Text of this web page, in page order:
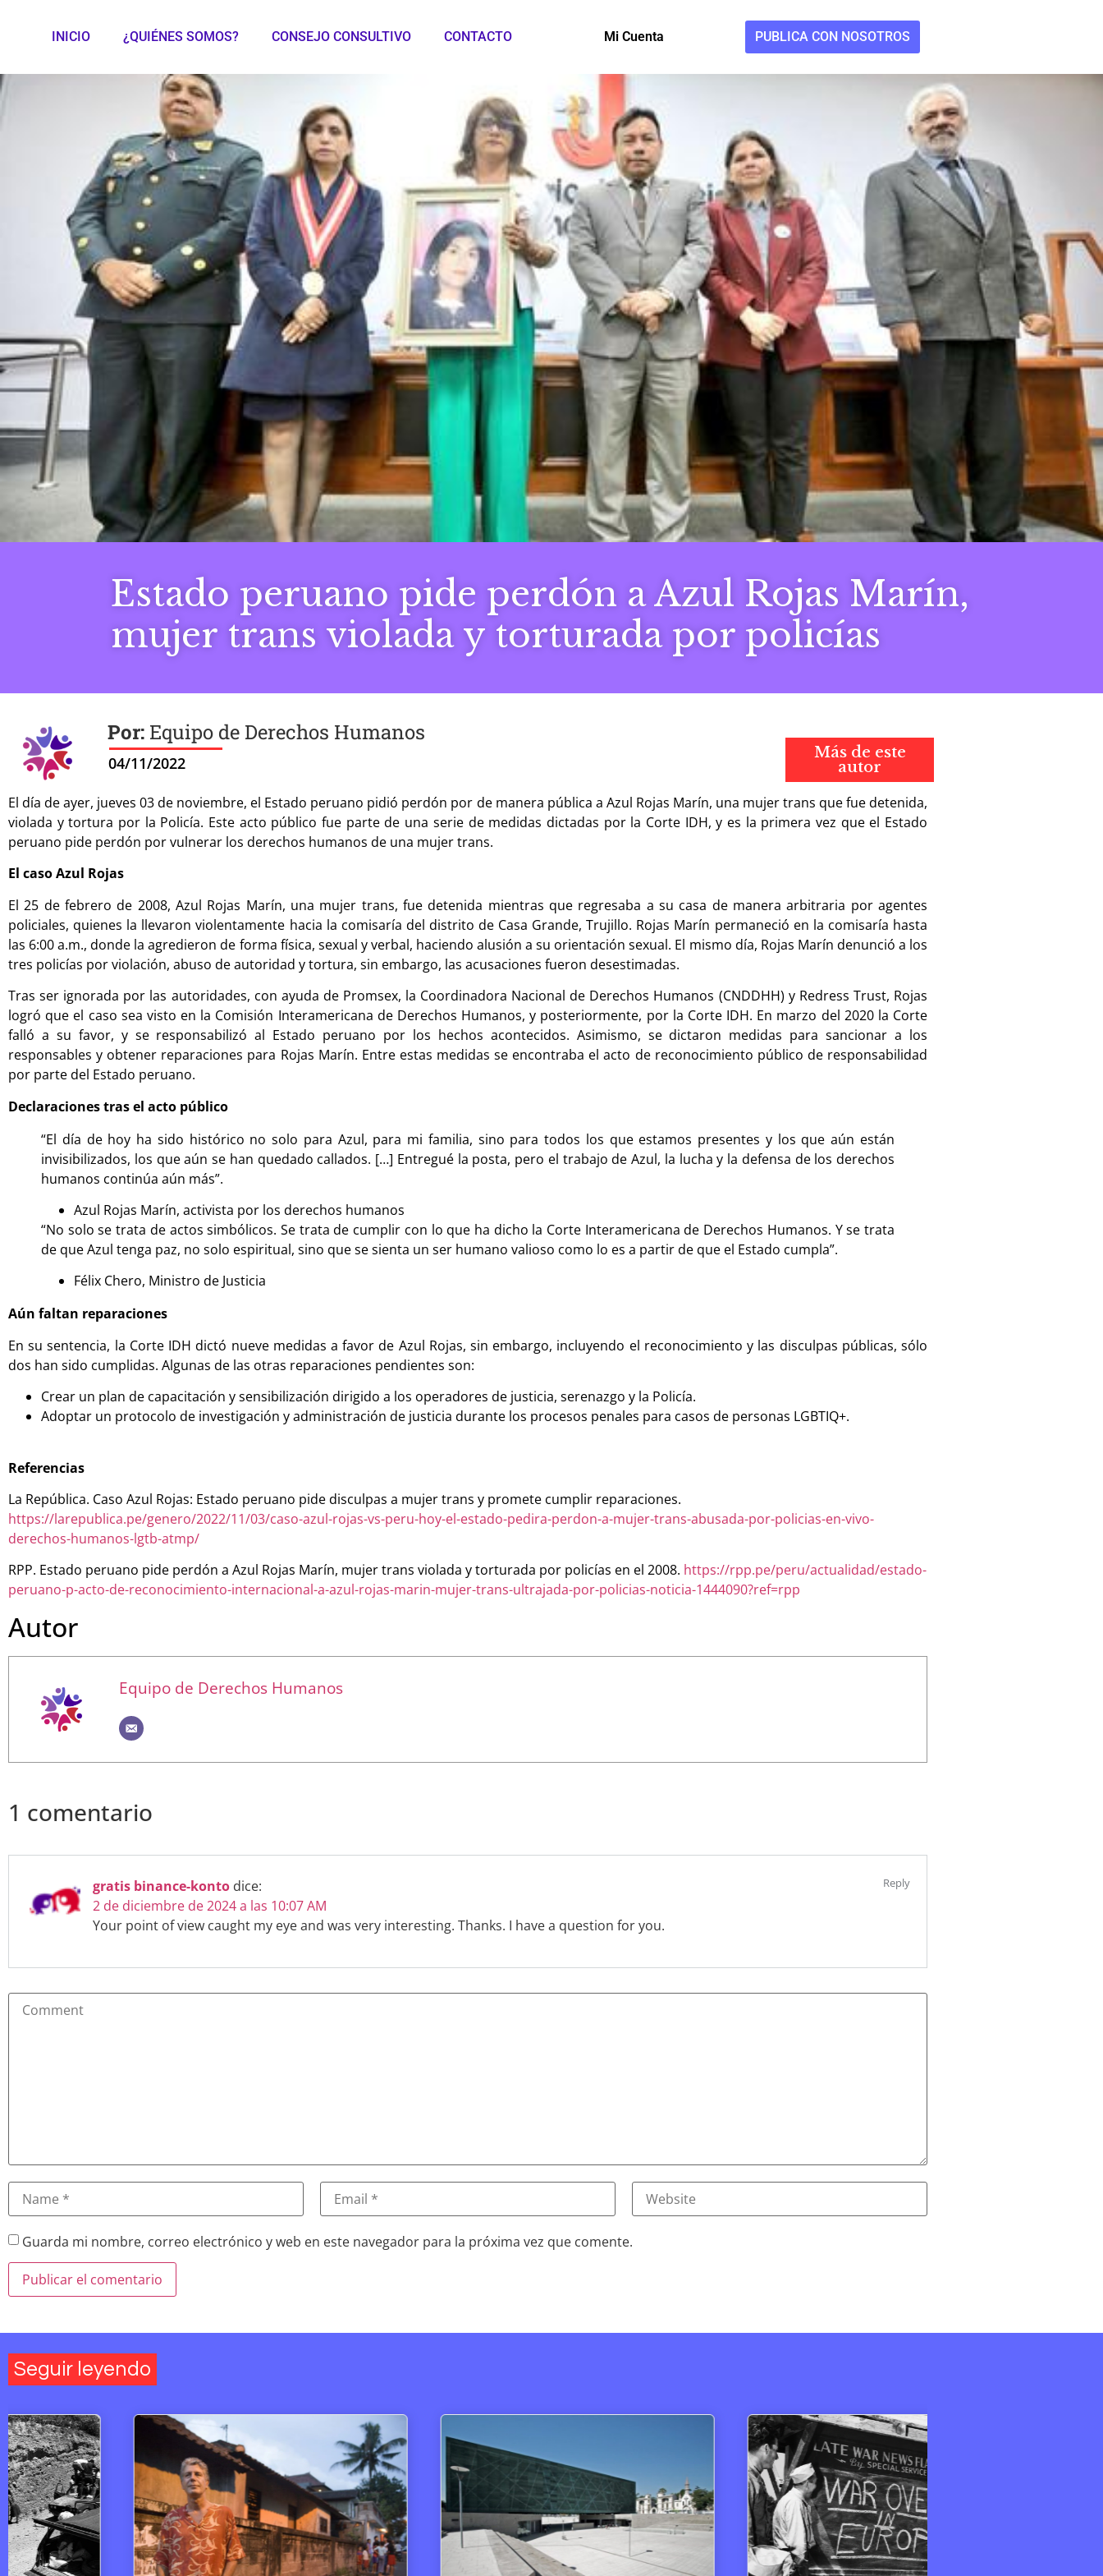
INICIO ¿QUIÉNES SOMOS? CONSEJO CONSULTIVO CONTACTO Mi Cuenta PUBLICA CON NOSOTROS
Estado peruano pide perdón a Azul Rojas Marín,
mujer trans violada y torturada por policías
Equipo de Derechos Humanos
Más de este
autor
El día de ayer, jueves 03 de noviembre, el Estado peruano pidió perdón por de manera pública a Azul Rojas Marín, una mujer trans que fue detenida,
violada y tortura por la Policía. Este acto público fue parte de una serie de medidas dictadas por la Corte IDH, y es la primera vez que el Estado
peruano pide perdón por vulnerar los derechos humanos de una mujer trans.
El caso Azul Rojas
El 25 de febrero de 2008, Azul Rojas Marín, una mujer trans, fue detenida mientras que regresaba a su casa de manera arbitraria por agentes
policiales, quienes la llevaron violentamente hacia la comisaría del distrito de Casa Grande, Trujillo. Rojas Marín permaneció en la comisaría hasta
las 6:00 a.m., donde la agredieron de forma física, sexual y verbal, haciendo alusión a su orientación sexual. El mismo día, Rojas Marín denunció a los
tres policías por violación, abuso de autoridad y tortura, sin embargo, las acusaciones fueron desestimadas.
Tras ser ignorada por las autoridades, con ayuda de Promsex, la Coordinadora Nacional de Derechos Humanos (CNDDHH) y Redress Trust, Rojas
logró que el caso sea visto en la Comisión Interamericana de Derechos Humanos, y posteriormente, por la Corte IDH. En marzo del 2020 la Corte
falló a su favor, y se responsabilizó al Estado peruano por los hechos acontecidos. Asimismo, se dictaron medidas para sancionar a los
responsables y obtener reparaciones para Rojas Marín. Entre estas medidas se encontraba el acto de reconocimiento público de responsabilidad
por parte del Estado peruano.
Declaraciones tras el acto público
“El día de hoy ha sido histórico no solo para Azul, para mi familia, sino para todos los que estamos presentes y los que aún están
invisibilizados, los que aún se han quedado callados. […] Entregué la posta, pero el trabajo de Azul, la lucha y la defensa de los derechos
humanos continúa aún más”.
Azul Rojas Marín, activista por los derechos humanos
“No solo se trata de actos simbólicos. Se trata de cumplir con lo que ha dicho la Corte Interamericana de Derechos Humanos. Y se trata
de que Azul tenga paz, no solo espiritual, sino que se sienta un ser humano valioso como lo es a partir de que el Estado cumpla”.
Félix Chero, Ministro de Justicia
Aún faltan reparaciones
En su sentencia, la Corte IDH dictó nueve medidas a favor de Azul Rojas, sin embargo, incluyendo el reconocimiento y las disculpas públicas, sólo
dos han sido cumplidas. Algunas de las otras reparaciones pendientes son:
Crear un plan de capacitación y sensibilización dirigido a los operadores de justicia, serenazgo y la Policía.
Adoptar un protocolo de investigación y administración de justicia durante los procesos penales para casos de personas LGBTIQ+.
Referencias
La República. Caso Azul Rojas: Estado peruano pide disculpas a mujer trans y promete cumplir reparaciones.
https://larepublica.pe/genero/2022/11/03/caso-azul-rojas-vs-peru-hoy-el-estado-pedira-perdon-a-mujer-trans-abusada-por-policias-en-vivo-
derechos-humanos-lgtb-atmp/
RPP. Estado peruano pide perdón a Azul Rojas Marín, mujer trans violada y torturada por policías en el 2008. https://rpp.pe/peru/actualidad/estado-
peruano-p-acto-de-reconocimiento-internacional-a-azul-rojas-marin-mujer-trans-ultrajada-por-policias-noticia-1444090?ref=rpp
Autor
Equipo de Derechos Humanos
1 comentario
gratis binance-konto dice:
2 de diciembre de 2024 a las 10:07 AM
Your point of view caught my eye and was very interesting. Thanks. I have a question for you.
Reply
Guarda mi nombre, correo electrónico y web en este navegador para la próxima vez que comente.
04/11/2022
Seguir leyendo